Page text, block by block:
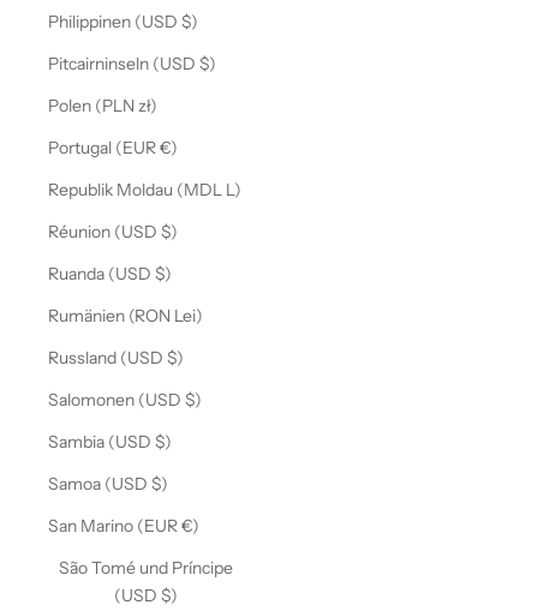
Philippinen (USD $)
Pitcairninseln (USD $)
Polen (PLN zł)
Portugal (EUR €)
Republik Moldau (MDL L)
Réunion (USD $)
Ruanda (USD $)
Rumänien (RON Lei)
Russland (USD $)
Salomonen (USD $)
Sambia (USD $)
Samoa (USD $)
San Marino (EUR €)
São Tomé und Príncipe
(USD $)